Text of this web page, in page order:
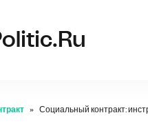
Социальный контракт: